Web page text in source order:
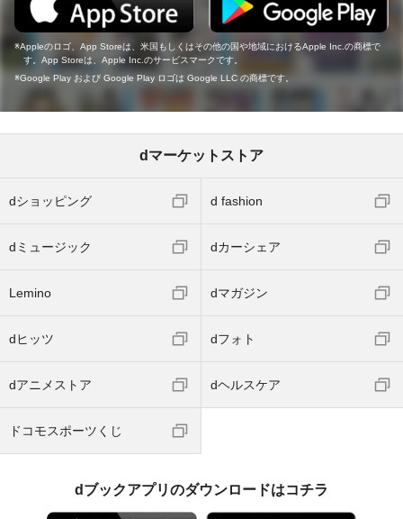
Appleのロゴ、App Storeは、米国もしくはその他の国や地域におけるApple Inc.の商標で
す。App Storeは、Apple Inc.のサービスマークです。
Google Play および Google Play ロゴは Google LLC の商標です。
dマーケットストア
dショッピング d fashion
dミュージック dカーシェア
Lemino dマガジン
dヒッツ dフォト
dアニメストア dヘルスケア
ドコモスポーツくじ
dブックアプリのダウンロードはコチラ